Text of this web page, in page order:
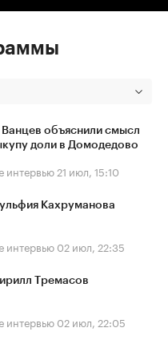
Ванцев объяснили смысл
доли в Домодедово
интервью 21 июл, 15:10
Кахруманова
интервью 02 июл, 22:35
Тремасов
интервью 02 июл, 22:05